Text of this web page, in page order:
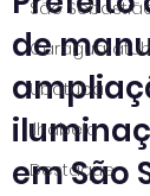
São
Ubatuba
Ilhabela
Destaque
de
em São